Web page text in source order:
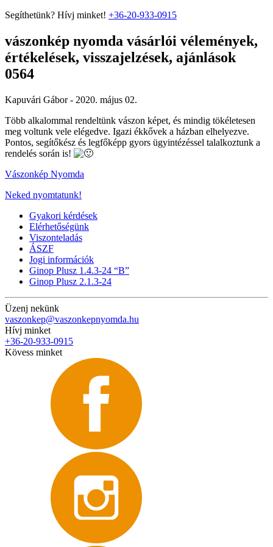
Segíthetünk? Hívj minket! +36-20-933-0915
vászonkép nyomda vásárlói vélemények,
értékelések, visszajelzések, ajánlások
0564
Kapuvári Gábor - 2020. május 02.
Több alkalommal rendeltünk vászon képet, és mindig tökéletesen
meg voltunk vele elégedve. Igazi ékkővek a házban elhelyezve.
Pontos, segítőkész és legfőképp gyors ügyintézéssel talalkoztunk a
rendelés során is!
Vászonkép Nyomda
Neked nyomtatunk!
Gyakori kérdések
Elérhetőségünk
Viszonteladás
ÁSZF
Jogi információk
Ginop Plusz 1.4.3-24 “B”
Ginop Plusz 2.1.3-24
Üzenj nekünk
vaszonkep@vaszonkepnyomda.hu
Hívj minket
+36-20-933-0915
Kövess minket